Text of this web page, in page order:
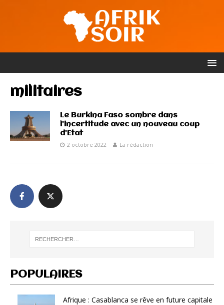
militaires
Le Burkina Faso sombre dans
l’incertitude avec un nouveau coup
d’Etat
2 octobre 2022 La rédaction
POPULAIRES
Afrique : Casablanca se rêve en future capitale